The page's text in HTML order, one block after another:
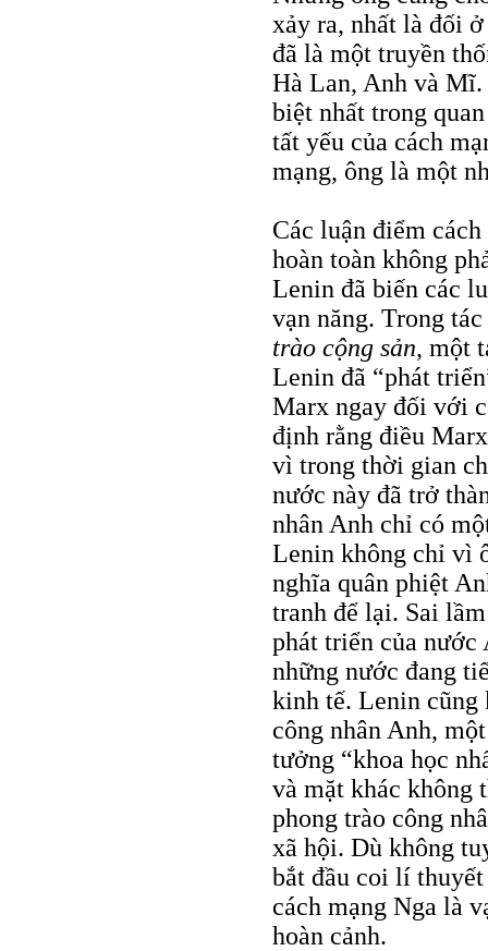
xảy ra, nhất là đối
đã là một truyền
Hà Lan, Anh và Mĩ.
biệt nhất trong
tất yếu của cách
mạng, ông là một
Các luận điểm
hoàn toàn không
Lenin đã biến các
vạn năng. Trong
trào cộng sản, một
Lenin đã “phát
Marx ngay đối với
định rằng điều
vì trong thời gian
nước này đã trở
nhân Anh chỉ có
Lenin không chỉ vì
nghĩa quân phiệt
tranh để lại. Sai
phát triển của nước
những nước đang
kinh tế. Lenin cũng
công nhân Anh,
tưởng “khoa học
và mặt khác không
phong trào công
xã hội. Dù không
bắt đầu coi lí
cách mạng Nga là
hoàn cảnh.